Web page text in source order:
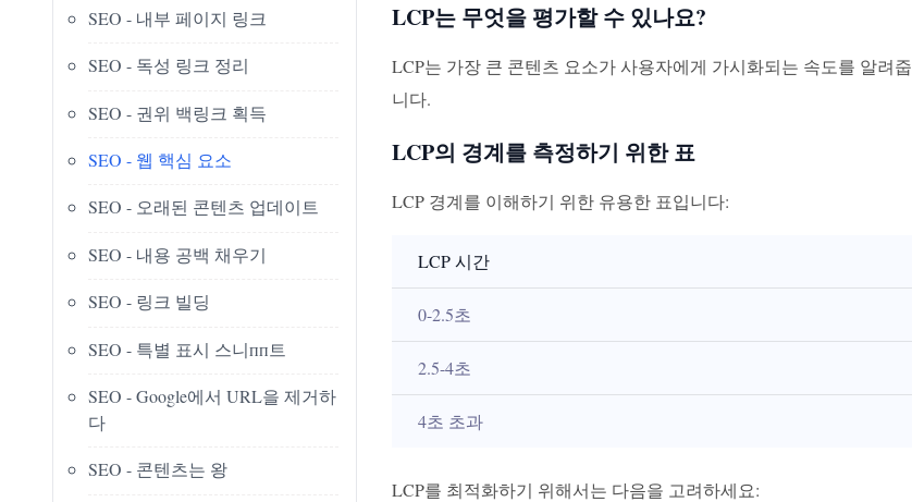
SEO - 내부 페이지 링크
SEO - 독성 링크 정리
SEO - 권위 백링크 획득
SEO - 웹 핵심 요소
SEO - 오래된 콘텐츠 업데이트
SEO - 내용 공백 채우기
SEO - 링크 빌딩
SEO - 특별 표시 스니пп트
SEO - Google에서 URL을 제거하
다
SEO - 콘텐츠는 왕
LCP는 무엇을 평가할 수 있나요?
LCP는 가장 큰 콘텐츠 요소가 사용자에게 가시화되는 속도를 알려
니다.
LCP의 경계를 측정하기 위한 표
LCP 경계를 이해하기 위한 유용한 표입니다:
LCP 시간
0-2.5초
2.5-4초
4초 초과
LCP를 최적화하기 위해서는 다음을 고려하세요: